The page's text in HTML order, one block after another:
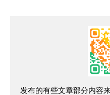
发布的有些文章部分内容